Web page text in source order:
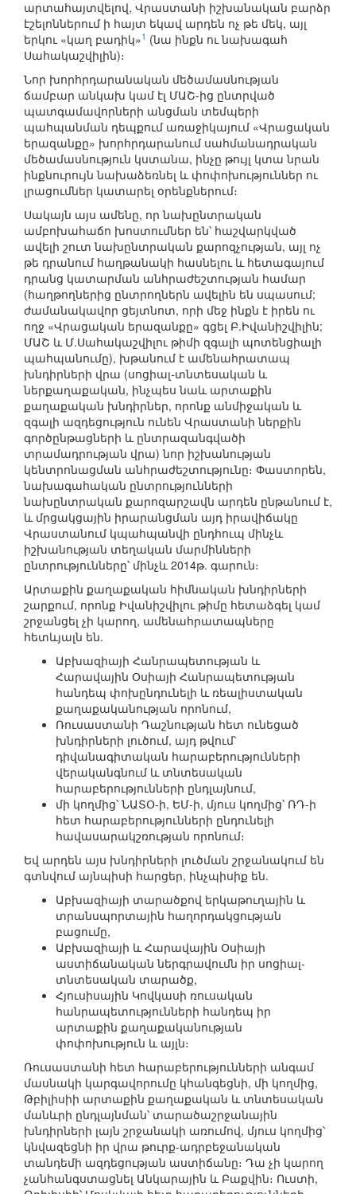
արտահայտվելով, Վրաստանի իշխանական բարձր
էշելոններում ի հայտ եկավ արդեն ոչ թե մեկ, այլ
երկու «կաղ բադիկ»1 (նա ինքն ու նախագահ
Սահակաշվիլին)։
Նոր խորհրդարանական մեծամասնության
ճամբար անկախ կամ էլ ՄԱՇ-ից ընտրված
պատգամավորների անցման տեմպերի
պահպանման դեպքում առաջիկայում «Վրացական
երազանքը» խորհրդարանում սահմանադրական
մեծամասնություն կստանա, ինչը թույլ կտա նրան
ինքնուրույն նախաձեռնել և փոփոխություններ ու
լրացումներ կատարել օրենքներում։
Սակայն այս ամենը, որ նախընտրական
ամբոխահաճո խոստումներ են՝ հաշվարկված
ավելի շուտ նախընտրական քարոզչության, այլ ոչ
թե դրանում հաղթանակի հասնելու և հետագայում
դրանց կատարման անհրաժեշտության համար
(հաղթողներից ընտրողներն ավելին են սպասում;
ժամանակավոր ցեյտնոտ, որի մեջ ինքն է իրեն ու
ողջ «Վրացական երազանքը» գցել Բ.Իվանիշվիլին;
ՄԱՇ և Մ.Սահակաշվիլու թիմի զգալի պոտենցիալի
պահպանումը), խթանում է ամենահրատապ
խնդիրների վրա (սոցիալ-տնտեսական և
ներքաղաքական, ինչպես նաև արտաքին
քաղաքական խնդիրներ, որոնք անմիջական և
զգալի ազդեցություն ունեն Վրաստանի ներքին
գործընթացների և ընտրազանգվածի
տրամադրության վրա) նոր իշխանության
կենտրոնացման անհրաժեշտությունը։ Փաստորեն,
նախագահական ընտրությունների
նախընտրական քարոզարշավն արդեն ընթանում է,
և մրցակցային իրարանցման այդ իրավիճակը
Վրաստանում կպահպանվի ընդհուպ մինչև
իշխանության տեղական մարմինների
ընտրությունները՝ մինչև 2014թ. գարուն։
Արտաքին քաղաքական հիմնական խնդիրների
շարքում, որոնք Իվանիշվիլու թիմը հետաձգել կամ
շրջանցել չի կարող, ամենահրատապները
հետևյալն են.
Աբխազիայի Հանրապետության և
Հարավային Օսիայի Հանրապետության
հանդեպ փոխընդունելի և ռեալիստական
քաղաքականության որոնում,
Ռուսաստանի Դաշնության հետ ունեցած
խնդիրների լուծում, այդ թվում՝
դիվանագիտական հարաբերությունների
վերականգնում և տնտեսական
հարաբերությունների ընդլայնում,
մի կողմից՝ ՆԱՏՕ-ի, ԵՄ-ի, մյուս կողմից՝ ՌԴ-ի
հետ հարաբերությունների ընդունելի
հավասարակշռության որոնում։
Եվ արդեն այս խնդիրների լուծման շրջանակում են
գտնվում այնպիսի հարցեր, ինչպիսիք են.
Աբխազիայի տարածքով երկաթուղային և
տրանսպորտային հաղորդակցության
բացումը,
Աբխազիայի և Հարավային Օսիայի
աստիճանական ներգրավումն իր սոցիալ-
տնտեսական տարածք,
Հյուսիսային Կովկասի ռուսական
հանրապետությունների հանդեպ իր
արտաքին քաղաքականության
փոփոխություն և այլն։
Ռուսաստանի հետ հարաբերությունների անգամ
մասնակի կարգավորումը կհանգեցնի, մի կողմից,
Թբիլիսիի արտաքին քաղաքական և տնտեսական
մանևրի ընդլայնման՝ տարածաշրջանային
խնդիրների լայն շրջանակի առումով, մյուս կողմից՝
կնվազեցնի իր վրա թուրք-ադրբեջանական
տանդեմի ազդեցության աստիճանը։ Դա չի կարող
չանհանգստացնել Անկարային և Բաքվին։ Ուստի,